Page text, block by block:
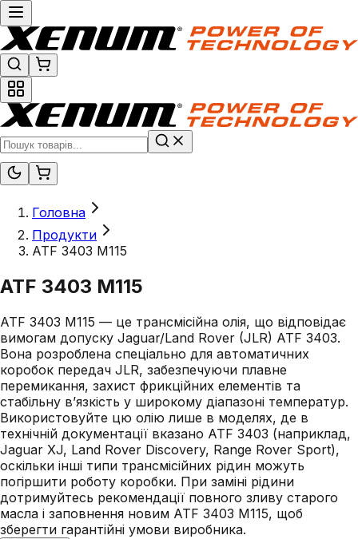
Головна
Продукти
ATF 3403 M115
ATF 3403 M115
ATF 3403 M115 — це трансмісійна олія, що відповідає
вимогам допуску Jaguar/Land Rover (JLR) ATF 3403.
Вона розроблена спеціально для автоматичних
коробок передач JLR, забезпечуючи плавне
перемикання, захист фрикційних елементів та
стабільну в’язкість у широкому діапазоні температур.
Використовуйте цю олію лише в моделях, де в
технічній документації вказано ATF 3403 (наприклад,
Jaguar XJ, Land Rover Discovery, Range Rover Sport),
оскільки інші типи трансмісійних рідин можуть
погіршити роботу коробки. При заміні рідини
дотримуйтесь рекомендації повного зливу старого
масла і заповнення новим ATF 3403 M115, щоб
зберегти гарантійні умови виробника.